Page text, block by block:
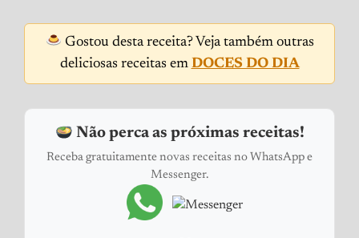
Gostou desta receita? Veja também outras
deliciosas receitas em DOCES DO DIA
Não perca as próximas receitas!
Receba gratuitamente novas receitas no WhatsApp e
Messenger.